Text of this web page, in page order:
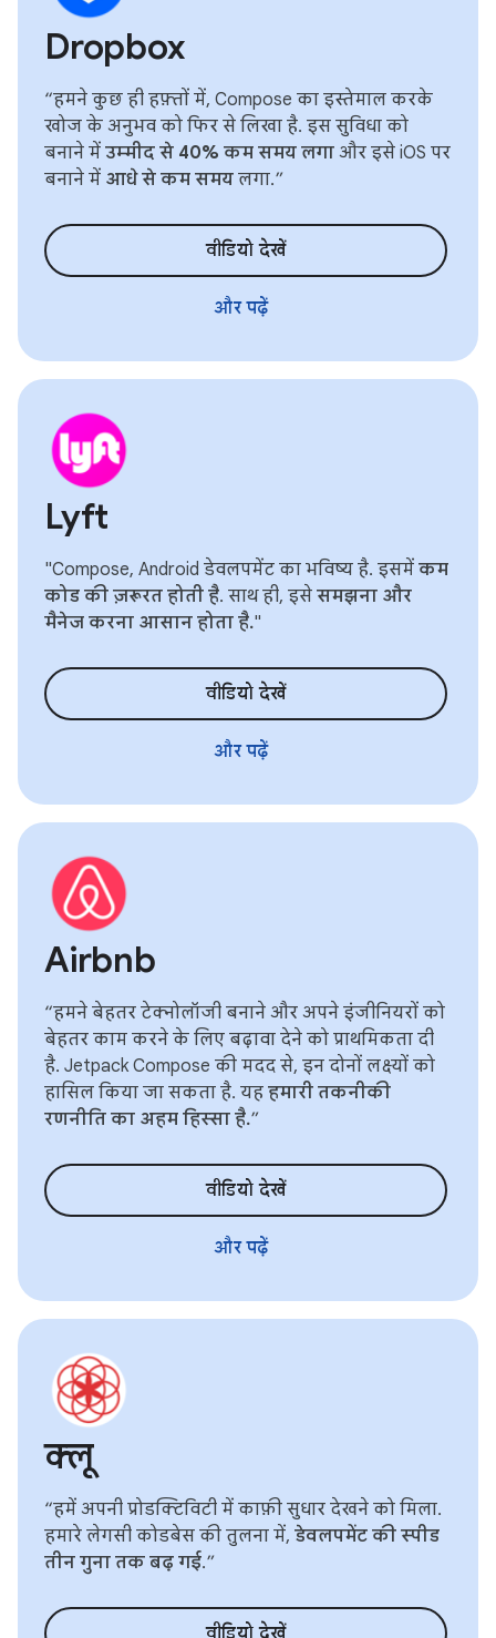
Dropbox
“हमने कुछ ही हफ़्तों में, Compose का इस्तेमाल करके
खोज के अनुभव को फिर से लिखा है. इस सुविधा को
बनाने में उम्मीद से 40% कम समय लगा और इसे iOS पर
बनाने में आधे से कम समय लगा.”
वीडियो देखें
और पढ़ें
Lyft
"Compose, Android डेवलपमेंट का भविष्य है. इसमें कम
कोड की ज़रूरत होती है. साथ ही, इसे समझना और
मैनेज करना आसान होता है."
वीडियो देखें
और पढ़ें
Airbnb
“हमने बेहतर टेक्नोलॉजी बनाने और अपने इंजीनियरों को
बेहतर काम करने के लिए बढ़ावा देने को प्राथमिकता दी
है. Jetpack Compose की मदद से, इन दोनों लक्ष्यों को
हासिल किया जा सकता है. यह हमारी तकनीकी
रणनीति का अहम हिस्सा है.”
वीडियो देखें
और पढ़ें
क्लू
“हमें अपनी प्रोडक्टिविटी में काफ़ी सुधार देखने को मिला.
हमारे लेगसी कोडबेस की तुलना में, डेवलपमेंट की स्पीड
तीन गुना तक बढ़ गई.”
वीडियो देखें